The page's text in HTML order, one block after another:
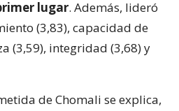
lugar. Además, lideró
(3,83), capacidad de
(3,59), integridad (3,68) y
de Chomali se explica,